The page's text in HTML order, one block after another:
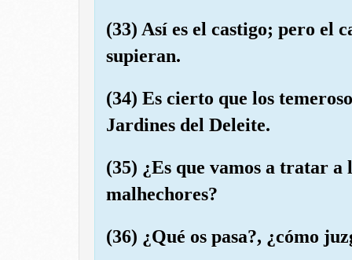
(33) Así es el castigo; pero el
supieran.
(34) Es cierto que los
Jardines del Deleite.
(35) ¿Es que vamos a tratar a
malhechores?
(36) ¿Qué os pasa?, ¿cómo